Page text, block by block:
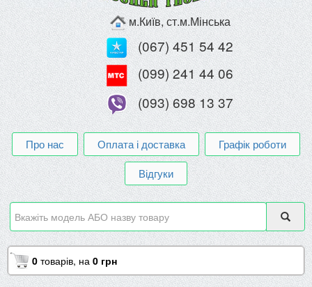
м.Київ, ст.м.Мінська
(067) 451 54 42
(099) 241 44 06
(093) 698 13 37
Про нас Оплата і доставка
Графік роботи
Відгуки
0 товарів, на 0 грн